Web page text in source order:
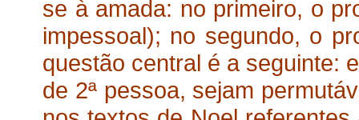
se à amada: no primeiro, o
impessoal); no segundo, o
questão central é a seguinte:
de 2ª pessoa, sejam